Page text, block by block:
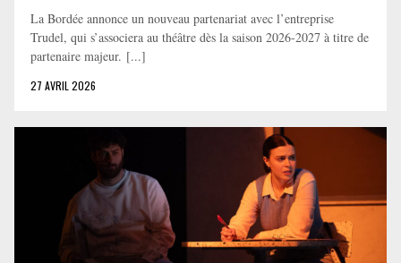
La Bordée annonce un nouveau partenariat avec l’entreprise
Trudel, qui s’associera au théâtre dès la saison 2026-2027 à titre de
partenaire majeur. [...]
27 AVRIL 2026